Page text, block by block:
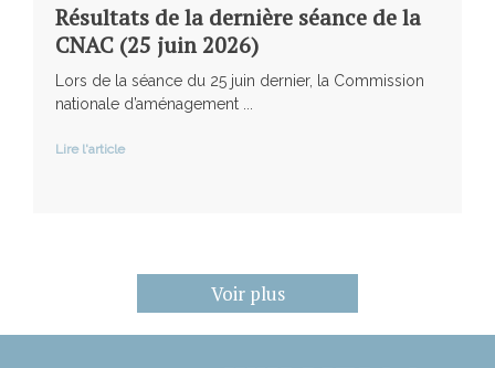
Résultats de la dernière séance de la
CNAC (25 juin 2026)
Lors de la séance du 25 juin dernier, la Commission
nationale d’aménagement ...
Lire l'article
Voir plus